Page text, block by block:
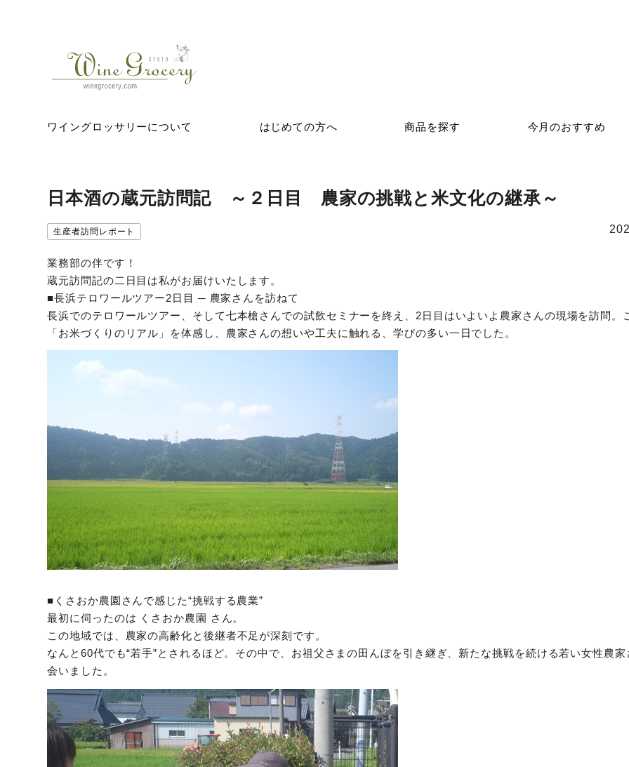
ワイングロッサリーについて はじめての方へ 商品を探す 今月のおすすめ
日本酒の蔵元訪問記 ～２日目 農家の挑戦と米文化の継承～
生産者訪問レポート
業務部の伴です！
蔵元訪問記の二日目は私がお届けいたします。
■長浜テロワールツアー2日目 ─ 農家さんを訪ねて
長浜でのテロワールツアー、そして七本槍さんでの試飲セミナーを終え、2日目はいよいよ農家さんの現場を訪問。
「お米づくりのリアル」を体感し、農家さんの想いや工夫に触れる、学びの多い一日でした。
■くさおか農園さんで感じた“挑戦する農業”
最初に伺ったのは くさおか農園 さん。
この地域では、農家の高齢化と後継者不足が深刻です。
なんと60代でも“若手”とされるほど。その中で、お祖父さまの田んぼを引き継ぎ、新たな挑戦を続ける若い女性農
会いました。